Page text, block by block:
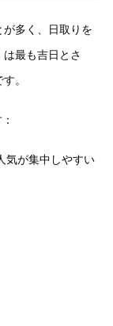
多く、日取りを
最も吉日とさ
。
気が集中しやすい